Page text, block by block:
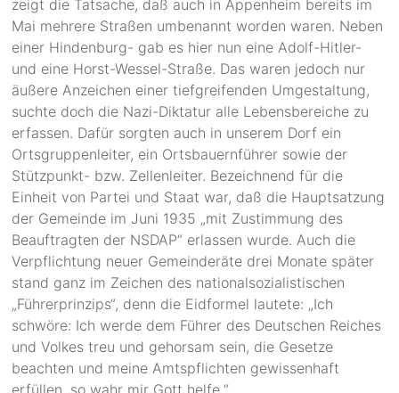
zeigt die Tatsache, daß auch in Appenheim bereits im
Mai mehrere Straßen umbenannt worden waren. Neben
einer Hindenburg- gab es hier nun eine Adolf-Hitler-
und eine Horst-Wessel-Straße. Das waren jedoch nur
äußere Anzeichen einer tiefgreifenden Umgestaltung,
suchte doch die Nazi-Diktatur alle Lebensbereiche zu
erfassen. Dafür sorgten auch in unserem Dorf ein
Ortsgruppenleiter, ein Ortsbauernführer sowie der
Stützpunkt- bzw. Zellenleiter. Bezeichnend für die
Einheit von Partei und Staat war, daß die Hauptsatzung
der Gemeinde im Juni 1935 „mit Zustimmung des
Beauftragten der NSDAP“ erlassen wurde. Auch die
Verpflichtung neuer Gemeinderäte drei Monate später
stand ganz im Zeichen des nationalsozialistischen
„Führerprinzips“, denn die Eidformel lautete: „Ich
schwöre: Ich werde dem Führer des Deutschen Reiches
und Volkes treu und gehorsam sein, die Gesetze
beachten und meine Amtspflichten gewissenhaft